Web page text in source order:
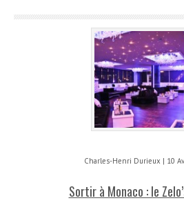
Charles-Henri Durieux | 10
Sortir à Monaco : le